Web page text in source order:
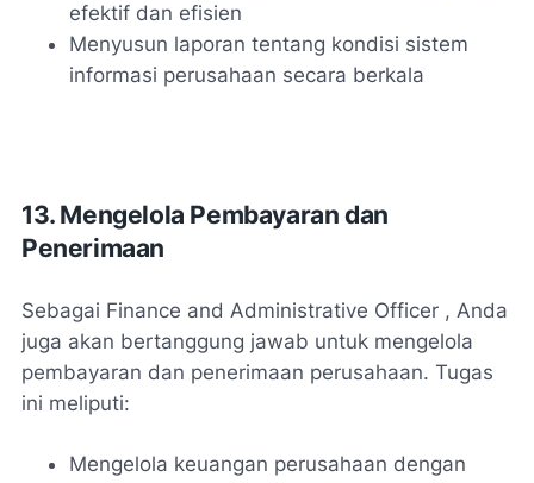
efektif dan efisien
Menyusun laporan tentang kondisi sistem
informasi perusahaan secara berkala
13. Mengelola Pembayaran dan
Penerimaan
Sebagai Finance and Administrative Officer , Anda
juga akan bertanggung jawab untuk mengelola
pembayaran dan penerimaan perusahaan. Tugas
ini meliputi:
Mengelola keuangan perusahaan dengan